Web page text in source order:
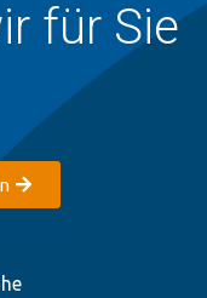
für Sie